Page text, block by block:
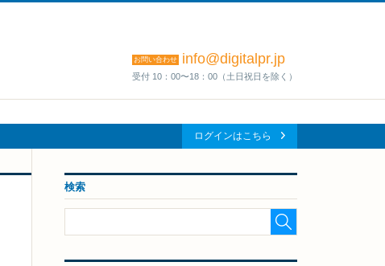
お問い合わせ info@digitalpr.jp
受付 10：00〜18：00（土日祝日を除く）
ログインはこちら
検索